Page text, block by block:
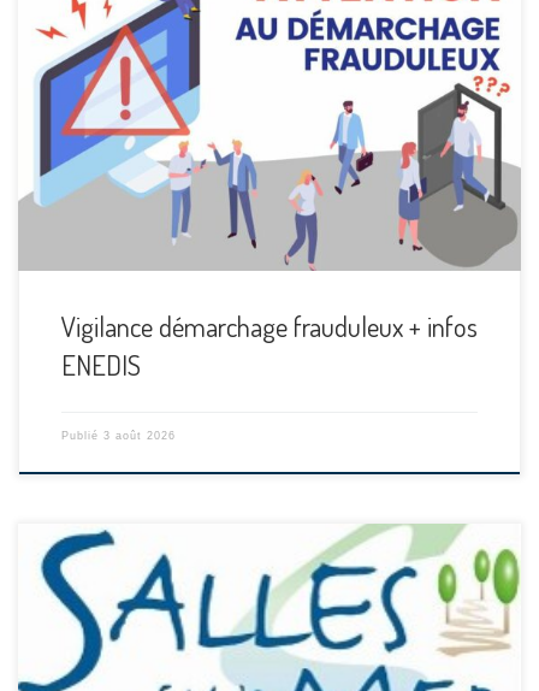
Vigilance démarchage frauduleux + infos
ENEDIS
Publié 3 août 2026